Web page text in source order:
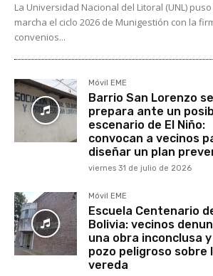
La Universidad Nacional del Litoral (UNL)
marcha el ciclo 2026 de Munigestión con la
convenios...
Móvil EME
Barrio San Lorenzo se
prepara ante un
escenario de El Niño:
convocan a vecinos
diseñar un plan
viernes 31 de julio de 2026
Móvil EME
Escuela Centenario
Bolivia: vecinos
una obra inconclusa
pozo peligroso sobre
vereda